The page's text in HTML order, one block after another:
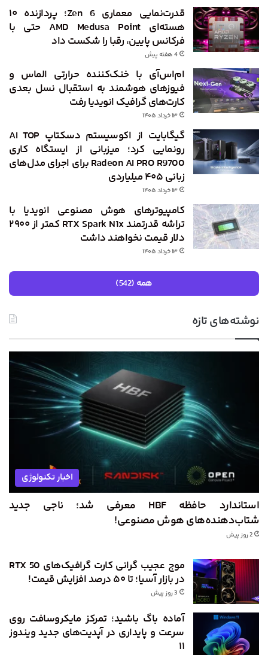
قدرت‌نمایی معماری Zen 6؛ پردازنده ۱۰
هسته‌ای AMD Medusa Point حتی با
فرکانس پایین، رقبا را شکست داد
4 هفته پیش
ام‌اس‌آی با خنک‌کننده حرارتی الماس و
فیوزهای هوشمند به استقبال نسل بعدی
کارت‌های گرافیک انویدیا رفت
۱۳ خرداد ۱۴۰۵
گیگابایت از اکوسیستم دسکتاپ AI TOP
رونمایی کرد؛ میزبانی از ایستگاه کاری
Radeon AI PRO R9700 برای اجرای مدل‌های
زبانی ۴۰۵ میلیاردی
۱۳ خرداد ۱۴۰۵
کامپیوترهای هوش مصنوعی انویدیا با
تراشه قدرتمند RTX Spark N1x کمتر از ۲۹۰۰
دلار قیمت نخواهند داشت
۱۳ خرداد ۱۴۰۵
همه (542)
نوشته‌های تازه
اخبار تکنولوژی
استاندارد حافظه HBF معرفی شد؛ ناجی جدید
شتاب‌دهنده‌های هوش مصنوعی!
2 روز پیش
موج عجیب گرانی کارت گرافیک‌های RTX 50
در بازار آسیا؛ تا ۵۰ درصد افزایش قیمت!
3 روز پیش
آماده باگ باشید؛ تمرکز مایکروسافت روی
سرعت و پایداری در آپدیت‌های جدید ویندوز
۱۱